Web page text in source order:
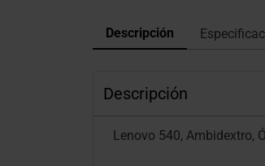
Descripción
Descripción
Lenovo 540, Ambidextro,